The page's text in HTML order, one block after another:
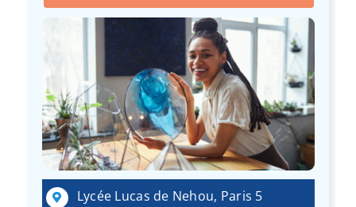
Lycée Lucas de Nehou, Paris 5